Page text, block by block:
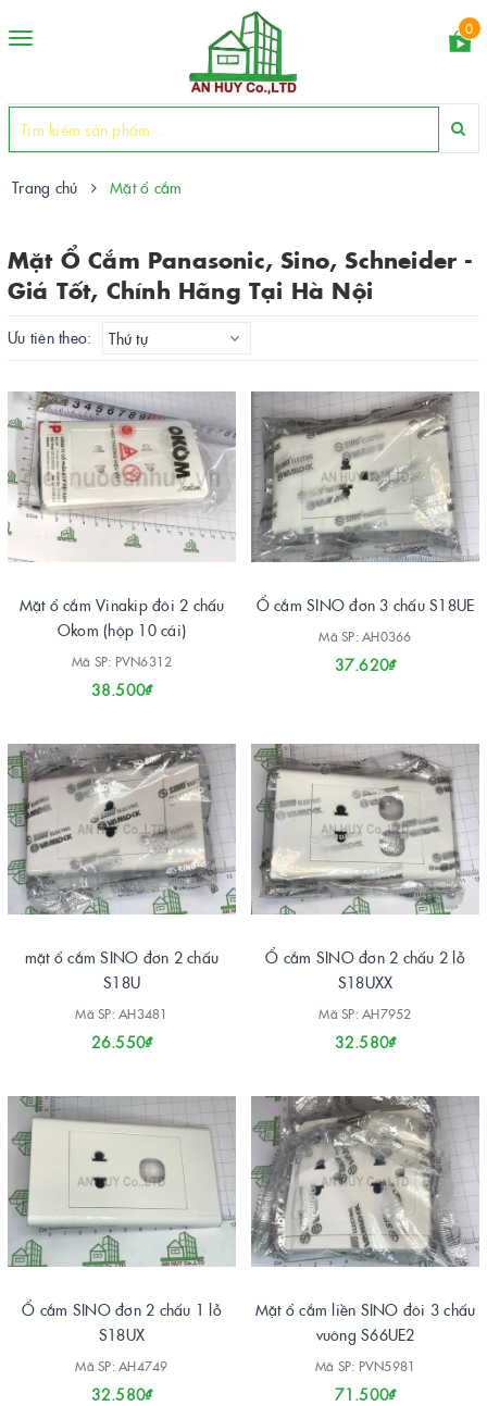
Toggle
0
Trang chủ Mặt ổ cắm
Mặt Ổ Cắm Panasonic, Sino, Schneider -
Giá Tốt, Chính Hãng Tại Hà Nội
Ưu tiên theo: Thứ tự
Mặt ổ cắm Vinakip đôi 2 chấu
Okom (hộp 10 cái)
Mã SP: PVN6312
38.500₫
Ổ cắm SINO đơn 3 chấu S18UE
Mã SP: AH0366
37.620₫
mặt ổ cắm SINO đơn 2 chấu
S18U
Mã SP: AH3481
26.550₫
Ổ cắm SINO đơn 2 chấu 2 lỗ
S18UXX
Mã SP: AH7952
32.580₫
Ổ cắm SINO đơn 2 chấu 1 lỗ
S18UX
Mã SP: AH4749
32.580₫
Mặt ổ cắm liền SINO đôi 3 chấu
vuông S66UE2
Mã SP: PVN5981
71.500₫